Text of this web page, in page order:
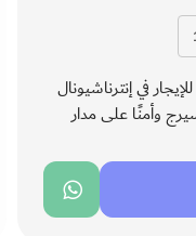
في إنترناشيونال
وأمنًا على مدار
يُعد الخيار الأمثل